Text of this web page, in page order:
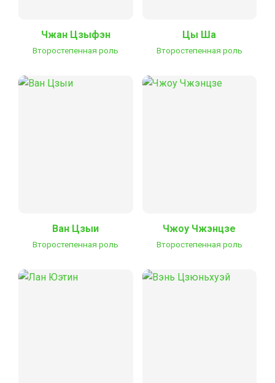
Чжан Цзыфэн
Второстепенная роль
Цы Ша
Второстепенная роль
Ван Цзыи
Второстепенная роль
Чжоу Чжэнцзе
Второстепенная роль